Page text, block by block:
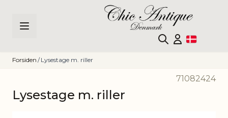
Forsiden / Lysestage m. riller
71082424
Lysestage m. riller